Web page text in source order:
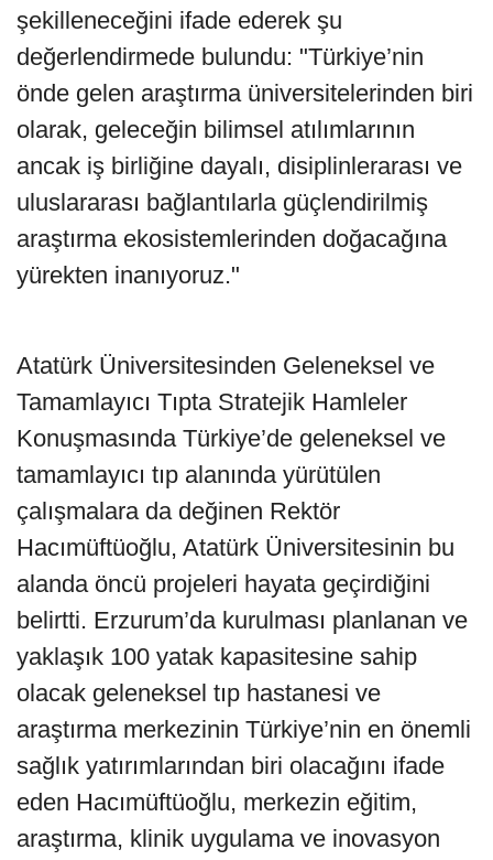
şekilleneceğini ifade ederek şu
değerlendirmede bulundu: "Türkiye’nin
önde gelen araştırma üniversitelerinden biri
olarak, geleceğin bilimsel atılımlarının
ancak iş birliğine dayalı, disiplinlerarası ve
uluslararası bağlantılarla güçlendirilmiş
araştırma ekosistemlerinden doğacağına
yürekten inanıyoruz."
Atatürk Üniversitesinden Geleneksel ve
Tamamlayıcı Tıpta Stratejik Hamleler
Konuşmasında Türkiye’de geleneksel ve
tamamlayıcı tıp alanında yürütülen
çalışmalara da değinen Rektör
Hacımüftüoğlu, Atatürk Üniversitesinin bu
alanda öncü projeleri hayata geçirdiğini
belirtti. Erzurum’da kurulması planlanan ve
yaklaşık 100 yatak kapasitesine sahip
olacak geleneksel tıp hastanesi ve
araştırma merkezinin Türkiye’nin en önemli
sağlık yatırımlarından biri olacağını ifade
eden Hacımüftüoğlu, merkezin eğitim,
araştırma, klinik uygulama ve inovasyon